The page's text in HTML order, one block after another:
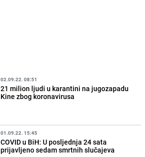
02.09.22. 08:51
21 milion ljudi u karantini na jugozapadu
Kine zbog koronavirusa
01.09.22. 15:45
COVID u BiH: U posljednja 24 sata
prijavljeno sedam smrtnih slučajeva